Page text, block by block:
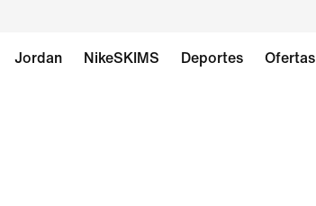
Jordan NikeSKIMS Deportes Ofertas